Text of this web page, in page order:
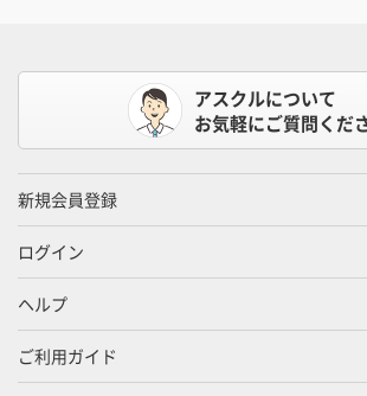
アスクルについて
お気軽にご質問くだ
新規会員登録
ログイン
ヘルプ
ご利用ガイド